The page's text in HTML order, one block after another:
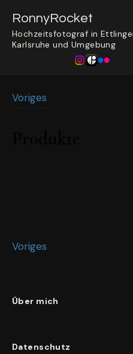
​RonnyRocket
Hochzeitsfotograf in
Karlsruhe und Umgebung
Voriges
Voriges
Über mich
Datenschutz